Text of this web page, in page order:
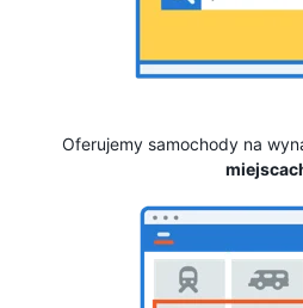
Oferujemy samochody na